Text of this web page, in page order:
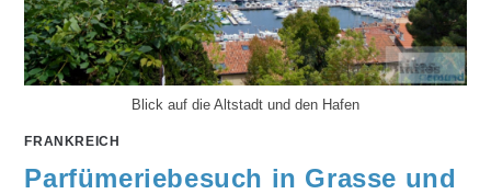
Blick auf die Altstadt und den Hafen
FRANKREICH
Parfümeriebesuch in Grasse und